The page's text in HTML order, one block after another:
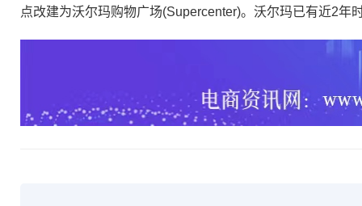
点改建为沃尔玛购物广场(Supercenter)。沃尔玛已有近2年